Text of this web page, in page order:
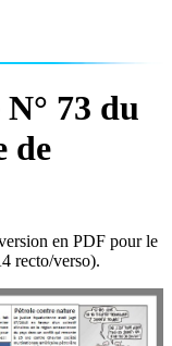
73 du
de
en PDF pour le
recto/verso).